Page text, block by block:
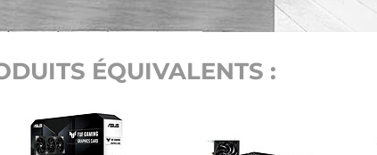
ÉQUIVALENTS :